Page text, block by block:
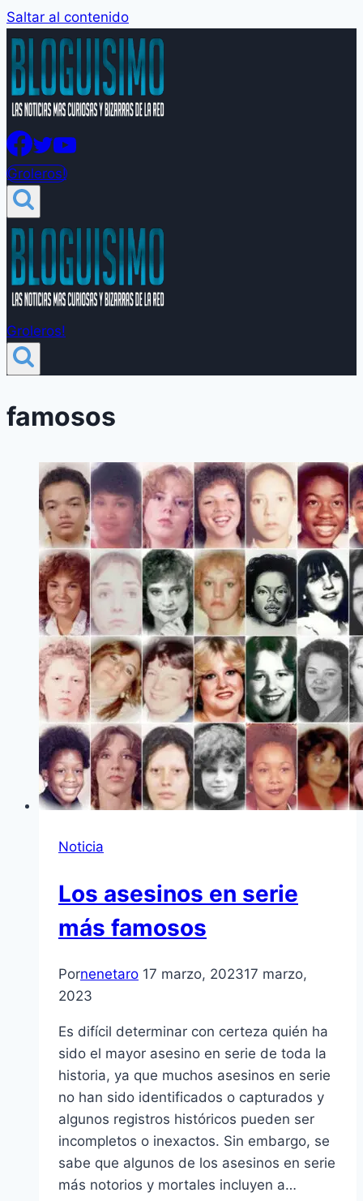
Saltar al contenido
Groleros!
Groleros!
famosos
Noticia
Los asesinos en serie
más famosos
Pornenetaro 17 marzo, 202317 marzo,
2023
Es difícil determinar con certeza quién ha
sido el mayor asesino en serie de toda la
historia, ya que muchos asesinos en serie
no han sido identificados o capturados y
algunos registros históricos pueden ser
incompletos o inexactos. Sin embargo, se
sabe que algunos de los asesinos en serie
más notorios y mortales incluyen a…